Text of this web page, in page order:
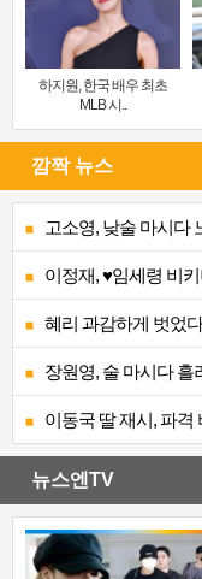
하지원, 한국 배우 최초
MLB 시..
깜짝 뉴스
고소영, 낮술 마시다
이정재, ♥임세령 비
혜리 과감하게 벗었
장원영, 술 마시다
이동국 딸 재시, 파
뉴스엔TV